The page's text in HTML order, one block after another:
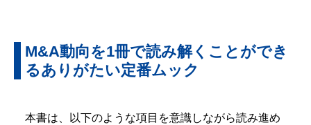
M&A動向を1冊で読み解くことができ
るありがたい定番ムック
本書は、以下のような項目を意識しながら読み進め